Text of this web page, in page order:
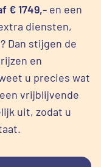
€ 1749,- en een
diensten,
Dan stijgen de
en
u precies wat
vrijblijvende
uit, zodat u